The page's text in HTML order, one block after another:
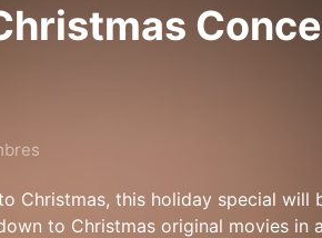
Christmas, this holiday special will
to Christmas original movies in a